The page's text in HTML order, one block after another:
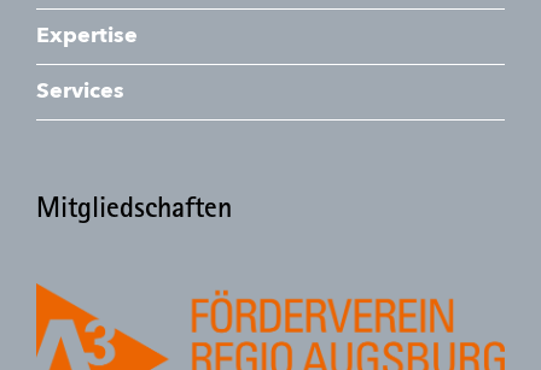
Expertise
Services
Mitgliedschaften